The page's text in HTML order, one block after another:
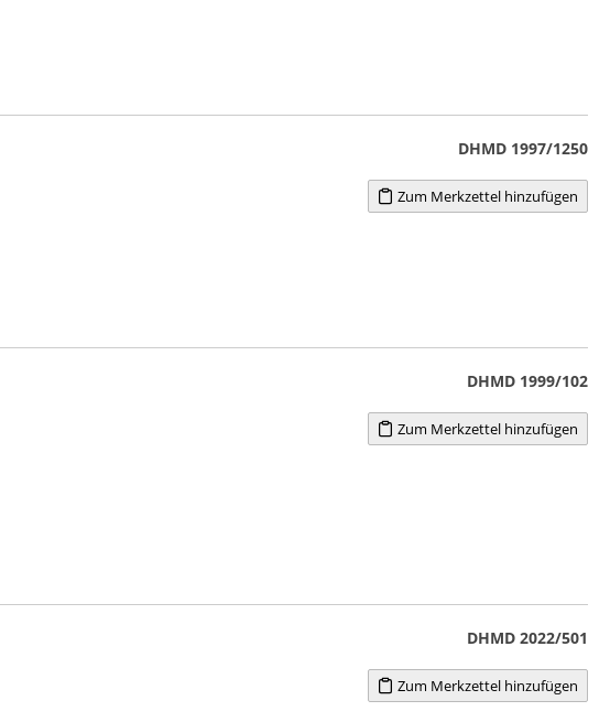
DHMD 1997/1250
Zum Merkzettel hinzufügen
DHMD 1999/102
Zum Merkzettel hinzufügen
DHMD 2022/501
Zum Merkzettel hinzufügen